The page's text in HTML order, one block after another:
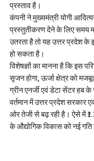
प्रस्ताव है।
कंपनी ने मुख्यमंत्री योगी
प्रस्तुतीकरण देने के लिए समय
उतरता है तो यह उत्तर प्रदेश के
हो सकता है।
विशेषज्ञों का मानना है कि इस
सृजन होगा, ऊर्जा क्षेत्र को
ग्रीन एनर्जी एवं डेटा सेंटर हब
वर्तमान में उत्तर प्रदेश सरकार
ओर तेजी से बढ़ रही है। ऐसे में
के औद्योगिक विकास को नई गति